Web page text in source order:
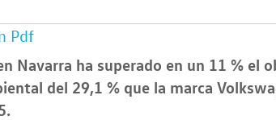
Pdf
Navarra ha superado en un 11 % el
del 29,1 % que la marca